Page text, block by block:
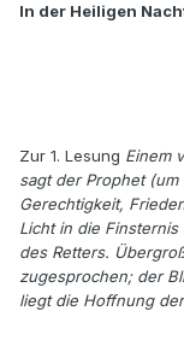
In der Heiligen
Zur 1. Lesung Einem
sagt der Prophet
Gerechtigkeit,
Licht in die
des Retters.
zugesprochen; der
liegt die Hoffnung